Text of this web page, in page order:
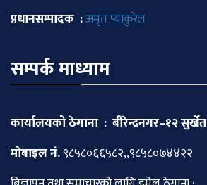
प्रधानसम्पादक :अमृत प्याकुरेल
सम्पर्क माध्याम
कार्यालयको ठेगाना : बीरेन्द्रनगर–१२ सुर्खेत
माेबाइल नं.९८५८०६६५८२,,९८५८०७४४२२